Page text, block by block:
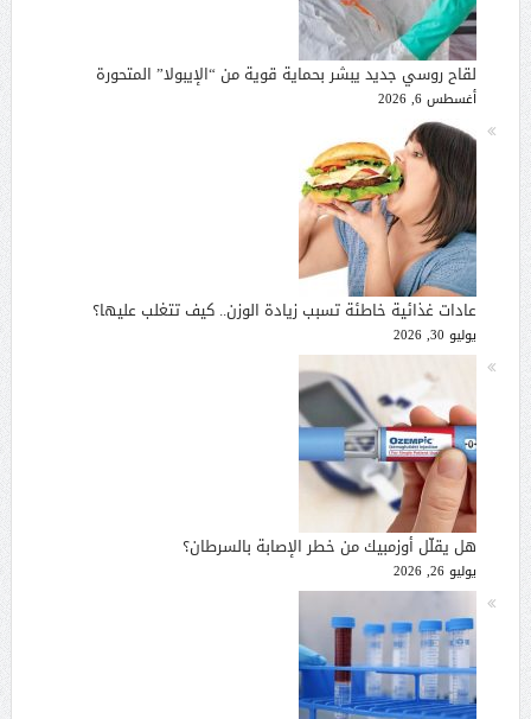
لقاح روسي جديد يبشر بحماية قوية من “الإيبولا” المتحورة
أغسطس 6, 2026
عادات غذائية خاطئة تسبب زيادة الوزن.. كيف تتغلب عليها؟
يوليو 30, 2026
هل يقلّل أوزمبيك من خطر الإصابة بالسرطان؟
يوليو 26, 2026